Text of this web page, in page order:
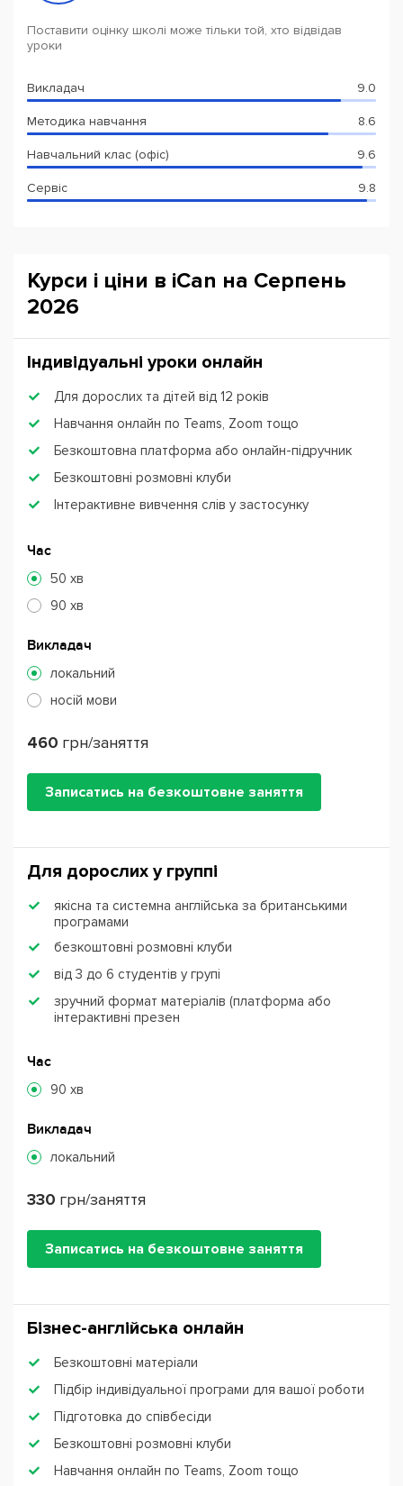
Поставити оцінку школі може тільки той, хто відвідав
уроки
Викладач 9.0
Методика навчання 8.6
Навчальний клас (офіс) 9.6
Сервіс 9.8
Курси і ціни в iCan на Серпень
2026
Індивідуальні уроки онлайн
Для дорослих та дітей від 12 років
Навчання онлайн по Teams, Zoom тощо
Безкоштовна платформа або онлайн-підручник
Безкоштовні розмовні клуби
Інтерактивне вивчення слів у застосунку
Час
50 хв
90 хв
Викладач
локальний
носій мови
460 грн/заняття
Записатись на безкоштовне заняття
Для дорослих у группі
якісна та системна англійська за британськими
програмами
безкоштовні розмовні клуби
від 3 до 6 студентів у групі
зручний формат матеріалів (платформа або
інтерактивні презен
Час
90 хв
Викладач
локальний
330 грн/заняття
Записатись на безкоштовне заняття
Бізнес-англійська онлайн
Безкоштовні матеріали
Підбір індивідуальної програми для вашої роботи
Підготовка до співбесіди
Безкоштовні розмовні клуби
Навчання онлайн по Teams, Zoom тощо